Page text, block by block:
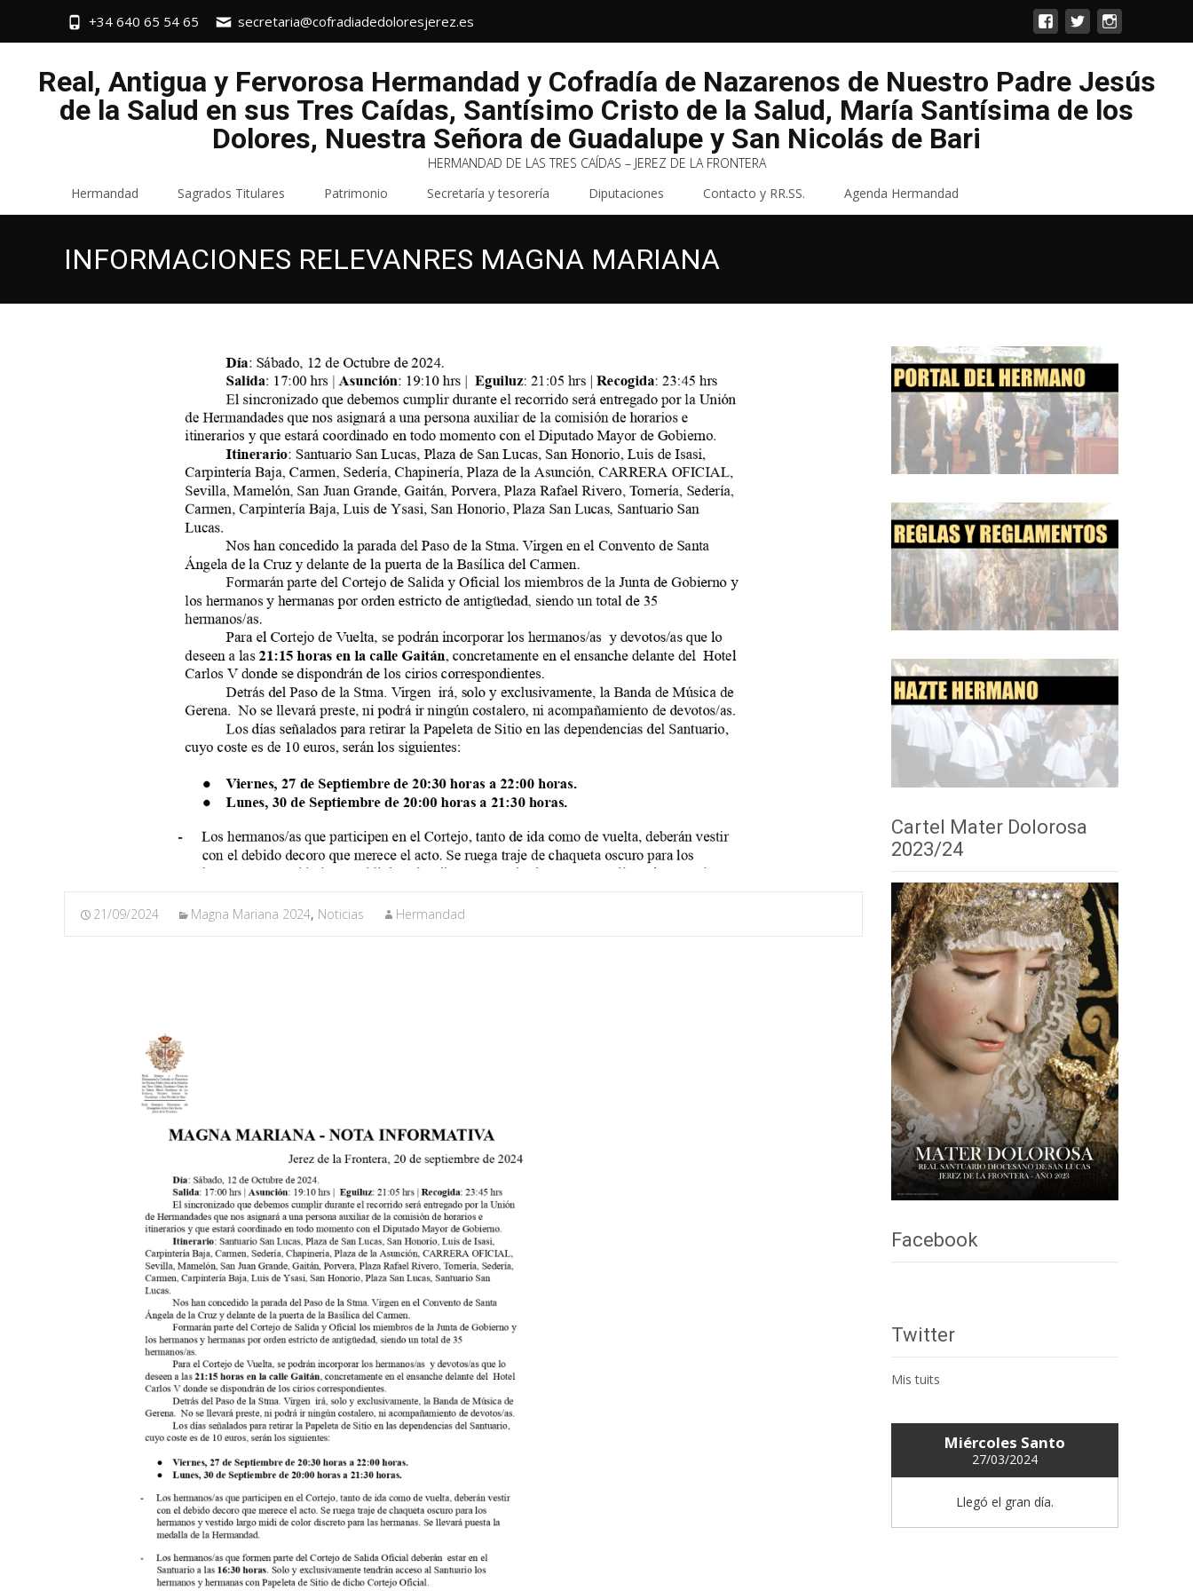
+34 640 65 54 65 secretaria@cofradiadedoloresjerez.es
Real, Antigua y Fervorosa Hermandad y Cofradía de Nazarenos de Nuestro Padre Jesús
de la Salud en sus Tres Caídas, Santísimo Cristo de la Salud, María Santísima de los
Dolores, Nuestra Señora de Guadalupe y San Nicolás de Bari
HERMANDAD DE LAS TRES CAÍDAS – JEREZ DE LA FRONTERA
Hermandad Sagrados Titulares Patrimonio Secretaría y tesorería Diputaciones Contacto y RR.SS. Agenda Hermandad
INFORMACIONES RELEVANRES MAGNA MARIANA
21/09/2024 Magna Mariana 2024, Noticias Hermandad
Cartel Mater Dolorosa
2023/24
Facebook
Twitter
Mis tuits
Miércoles Santo
27/03/2024
Llegó el gran día.